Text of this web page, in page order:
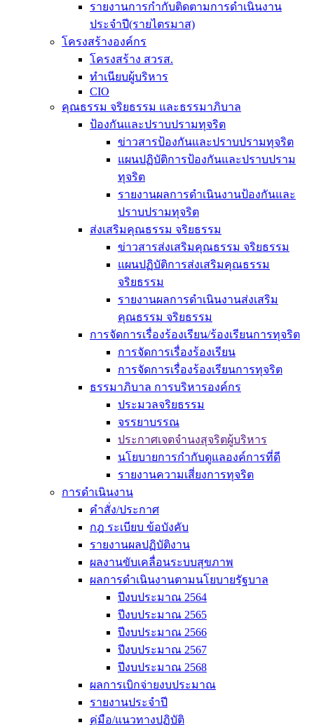
รายงานการกำกับติดตามการดำเนินงาน
ประจำปี(รายไตรมาส)
โครงสร้างองค์กร
โครงสร้าง สวรส.
ทำเนียบผู้บริหาร
CIO
คุณธรรม จริยธรรม และธรรมาภิบาล
ป้องกันและปราบปรามทุจริต
ข่าวสารป้องกันและปราบปรามทุจริต
แผนปฏิบัติการป้องกันและปราบปราม
ทุจริต
รายงานผลการดำเนินงานป้องกันและ
ปราบปรามทุจริต
ส่งเสริมคุณธรรม จริยธรรม
ข่าวสารส่งเสริมคุณธรรม จริยธรรม
แผนปฏิบัติการส่งเสริมคุณธรรม
จริยธรรม
รายงานผลการดำเนินงานส่งเสริม
คุณธรรม จริยธรรม
การจัดการเรื่องร้องเรียน/ร้องเรียนการทุจริต
การจัดการเรื่องร้องเรียน
การจัดการเรื่องร้องเรียนการทุจริต
ธรรมาภิบาล การบริหารองค์กร
ประมวลจริยธรรม
จรรยาบรรณ
ประกาศเจตจำนงสุจริตผู้บริหาร
นโยบายการกำกับดูแลองค์การที่ดี
รายงานความเสี่ยงการทุจริต
การดำเนินงาน
คำสั่ง/ประกาศ
กฎ ระเบียบ ข้อบังคับ
รายงานผลปฏิบัติงาน
ผลงานขับเคลื่อนระบบสุขภาพ
ผลการดำเนินงานตามนโยบายรัฐบาล
ปีงบประมาณ 2564
ปีงบประมาณ 2565
ปีงบประมาณ 2566
ปีงบประมาณ 2567
ปีงบประมาณ 2568
ผลการเบิกจ่ายงบประมาณ
รายงานประจำปี
คู่มือ/แนวทางปฏิบัติ